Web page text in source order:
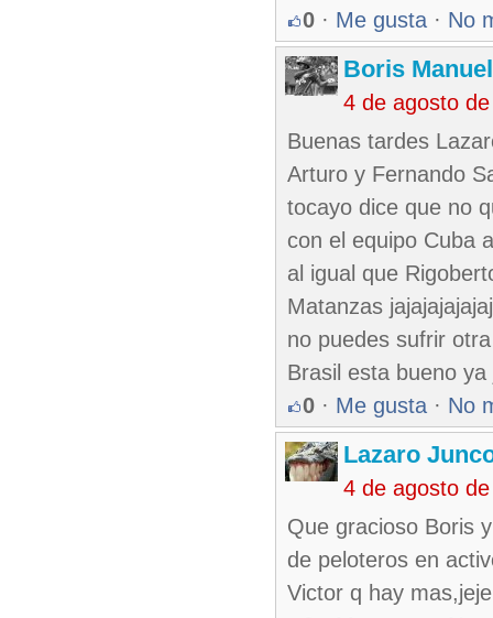
0 · Me gusta · No
Boris
4 de agosto
Buenas tardes
Arturo y Fernando
tocayo dice que no
con el equipo Cuba
al igual que
Matanzas
no puedes sufrir
Brasil esta bueno ya
0 · Me gusta · No
Lazaro
4 de agosto
Que gracioso Boris
de peloteros en
Victor q hay